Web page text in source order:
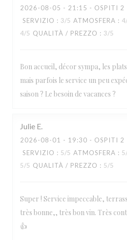
2026-08-05 - 21:15 - OSPITI 2
SERVIZIO : 3/5 ATMOSFERA : 4
4/5 QUALITÀ / PREZZO : 3/5
Bon accueil, décor sympa, les
mais parfois le service un peu
saison ? Le besoin de vacances ?
Julie E
2026-08-01 - 19:30 - OSPITI 2
SERVIZIO : 5/5 ATMOSFERA : 5
5/5 QUALITÀ / PREZZO : 5/5
Super ! Service impeccable,
très bonne,, très bon vin. Très
👍